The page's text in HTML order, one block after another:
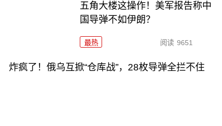
五角大楼这操作！美军报告称中
国导弹不如伊朗？
最热 阅读 9651
炸疯了！俄乌互掀“仓库战”，28枚导弹全拦不住